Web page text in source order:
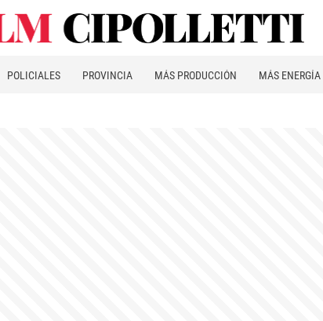
POLICIALES PROVINCIA MÁS PRODUCCIÓN MÁS ENERGÍA